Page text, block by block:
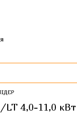
4,0-11,0 кВт